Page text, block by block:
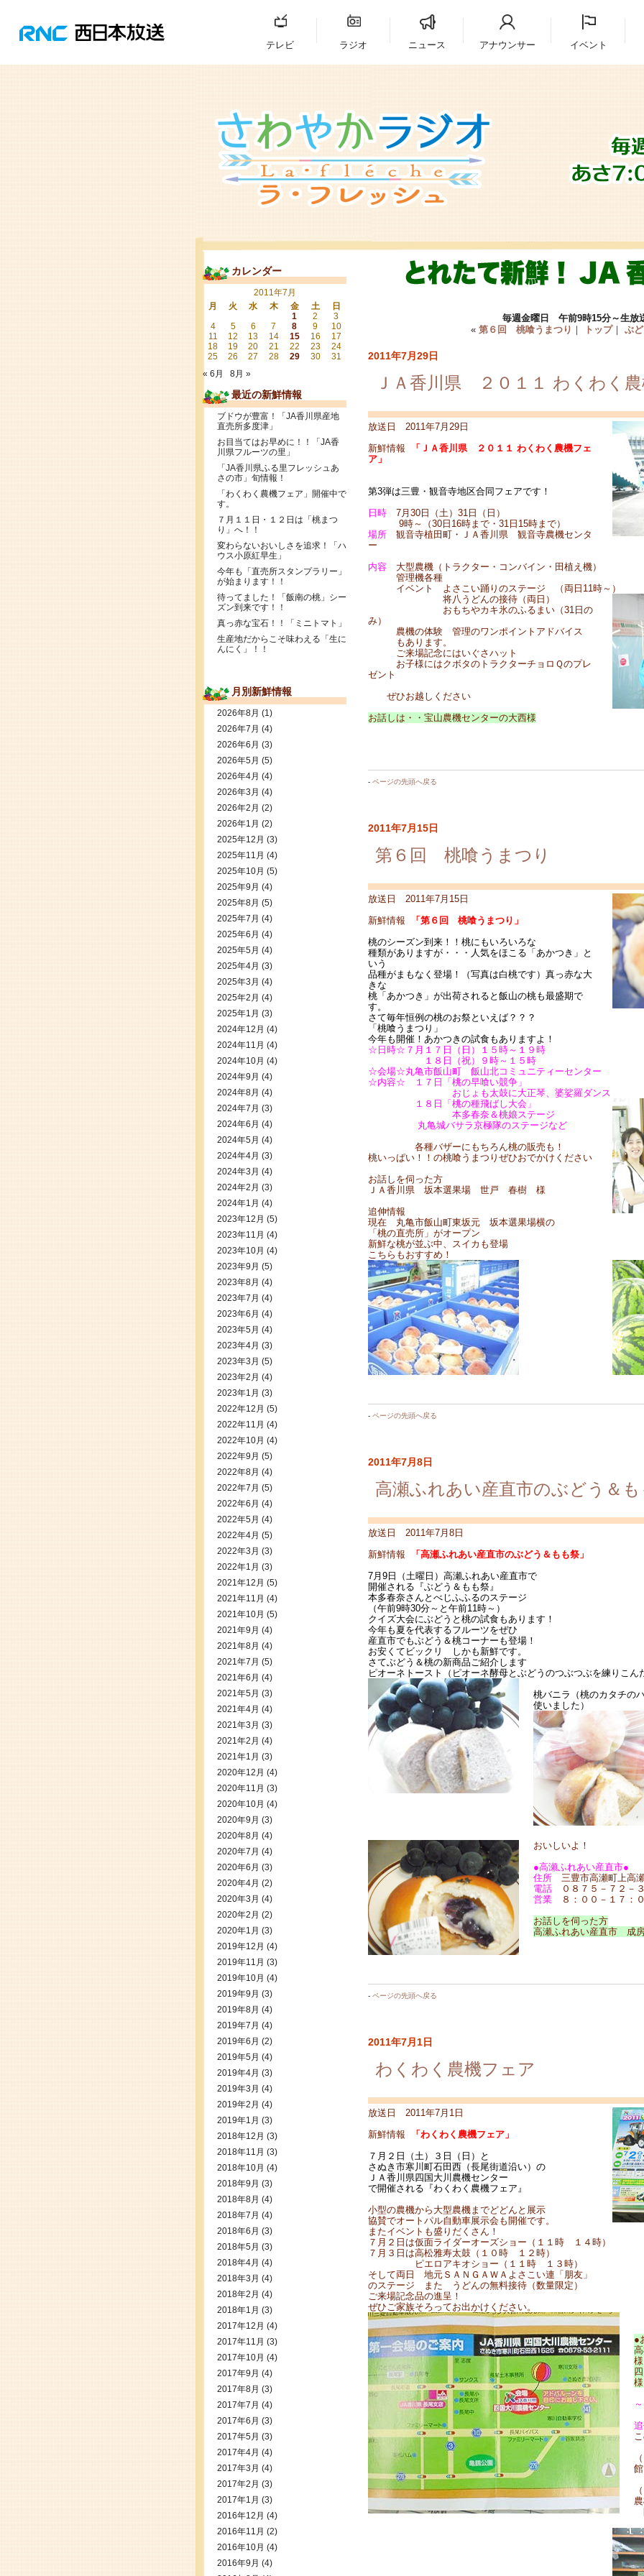
テレビ ラジオ ニュース アナウンサー イベント
毎週金曜日 午前9時15分～生放
« 第６回 桃喰うまつり ｜ トップ｜ ぶ
2011年7月29日
ＪＡ香川県 ２０１１ わくわく
放送日 2011年7月29日
新鮮情報
「ＪＡ香川県 ２０１１ わくわく農機フェ
ア」
第3弾は三豊・観音寺地区合同フェアです！
日時 7月30日（土）31日（日）
9時～（30日16時まで・31日15時まで）
場所 観音寺植田町・ＪＡ香川県 観音寺農機センタ
ー
内容 大型農機（トラクター・コンバイン・田植え機）
管理機各種
イベント よさこい踊りのステージ （両日11時～）
将八うどんの接待（両日）
おもちやカキ氷のふるまい（31日の
み）
農機の体験 管理のワンポイントアドバイス
もあります。
ご来場記念にはいぐさハット
お子様にはクボタのトラクターチョロＱのプレ
ゼント
ぜひお越しください
お話しは・・宝山農機センターの大西様
- ページの先頭へ戻る
2011年7月15日
第６回 桃喰うまつり
放送日 2011年7月15日
新鮮情報
「第６回 桃喰うまつり」
桃のシーズン到来！！桃にもいろいろな
種類がありますが・・・人気をほこる「あかつき」と
いう
品種がまもなく登場！（写真は白桃です）真っ赤な大
きな
桃「あかつき」が出荷されると飯山の桃も最盛期で
す。
さて毎年恒例の桃のお祭といえば？？？
「桃喰うまつり」
今年も開催！あかつきの試食もありますよ！
☆日時☆７月１７日（日）１５時～１９時
１８日（祝）９時～１５時
☆会場☆丸亀市飯山町 飯山北コミュニティーセンター
☆内容☆ １７日「桃の早喰い競争」
おじょも太鼓に大正琴、婆娑羅ダンス
１８日「桃の種飛ばし大会」
本多春奈＆桃娘ステージ
丸亀城バサラ京極隊のステージなど
各種バザーにもちろん桃の販売も！
桃いっぱい！！の桃喰うまつりぜひおでかけください
お話しを伺った方
ＪＡ香川県 坂本選果場 世戸 春樹 様
追伸情報
現在 丸亀市飯山町東坂元 坂本選果場横の
「桃の直売所」がオープン
新鮮な桃が並ぶ中、スイカも登場
こちらもおすすめ！
- ページの先頭へ戻る
2011年7月8日
高瀬ふれあい産直市のぶどう＆
放送日 2011年7月8日
新鮮情報
「高瀬ふれあい産直市のぶどう＆もも祭」
7月9日（土曜日）高瀬ふれあい産直市で
開催される『ぶどう＆もも祭』
本多春奈さんとべじふふるのステージ
（午前9時30分～と午前11時～）
クイズ大会にぶどうと桃の試食もあります！
今年も夏を代表するフルーツをぜひ
産直市でもぶどう＆桃コーナーも登場！
お安くてビックリ しかも新鮮です。
さてぶどう＆桃の新商品ご紹介します
ピオーネトースト（ピオーネ酵母とぶどうのつぶつぶを練りこん
桃バニラ（桃のカタチの
使いました）
おいしいよ！
●高瀬ふれあい産直市●
住所 三豊市高瀬町上高
電話 ０８７５－７２－
営業 ８：００－１７：
お話しを伺った方
高瀬ふれあい産直市 成
- ページの先頭へ戻る
2011年7月1日
わくわく農機フェア
放送日 2011年7月1日
新鮮情報
「わくわく農機フェア」
７月２日（土）３日（日）と
さぬき市寒川町石田西（長尾街道沿い）の
ＪＡ香川県四国大川農機センター
で開催される『わくわく農機フェア』
小型の農機から大型農機までどどんと展示
協賛でオートパル自動車展示会も開催です。
またイベントも盛りだくさん！
７月２日は仮面ライダーオーズショー（１１時 １４時）
７月３日は高松雅寿太鼓（１０時 １２時）
ピエロアキオショー（１１時 １３時）
そして両日 地元ＳＡＮＧＡＷＡよさこい連「朋友」
のステージ また うどんの無料接待（数量限定）
ご来場記念品の進呈！
ぜひご家族そろってお出かけください。
●
様
様
～
カレンダー
2011年7月
月
火 水 木 金 土
日
1
2
3
4
5 6 7 8 9
10
11
12 13 14 15 16
17
18
19 20 21 22 23
24
25
26 27 28 29 30
31
« 6月
8月 »
最近の新鮮情報
ブドウが豊富！「JA香川県産地
直売所多度津」
お目当てはお早めに！！「JA香
川県フルーツの里」
「JA香川県ふる里フレッシュあ
さの市」旬情報！
「わくわく農機フェア」開催中で
す。
７月１１日・１２日は「桃まつ
り」へ！！
変わらないおいしさを追求！「ハ
ウス小原紅早生」
今年も「直売所スタンプラリー」
が始まります！！
待ってました！「飯南の桃」シー
ズン到来です！！
真っ赤な宝石！！「ミニトマト」
生産地だからこそ味わえる「生に
んにく」！！
月別新鮮情報
2026年8月 (1)
2026年7月 (4)
2026年6月 (3)
2026年5月 (5)
2026年4月 (4)
2026年3月 (4)
2026年2月 (2)
2026年1月 (2)
2025年12月 (3)
2025年11月 (4)
2025年10月 (5)
2025年9月 (4)
2025年8月 (5)
2025年7月 (4)
2025年6月 (4)
2025年5月 (4)
2025年4月 (3)
2025年3月 (4)
2025年2月 (4)
2025年1月 (3)
2024年12月 (4)
2024年11月 (4)
2024年10月 (4)
2024年9月 (4)
2024年8月 (4)
2024年7月 (3)
2024年6月 (4)
2024年5月 (4)
2024年4月 (3)
2024年3月 (4)
2024年2月 (3)
2024年1月 (4)
2023年12月 (5)
2023年11月 (4)
2023年10月 (4)
2023年9月 (5)
2023年8月 (4)
2023年7月 (4)
2023年6月 (4)
2023年5月 (4)
2023年4月 (3)
2023年3月 (5)
2023年2月 (4)
2023年1月 (3)
2022年12月 (5)
2022年11月 (4)
2022年10月 (4)
2022年9月 (5)
2022年8月 (4)
2022年7月 (5)
2022年6月 (4)
2022年5月 (4)
2022年4月 (5)
2022年3月 (3)
2022年1月 (3)
2021年12月 (5)
2021年11月 (4)
2021年10月 (5)
2021年9月 (4)
2021年8月 (4)
2021年7月 (5)
2021年6月 (4)
2021年5月 (3)
2021年4月 (4)
2021年3月 (3)
2021年2月 (4)
2021年1月 (3)
2020年12月 (4)
2020年11月 (3)
2020年10月 (4)
2020年9月 (3)
2020年8月 (4)
2020年7月 (4)
2020年6月 (3)
2020年4月 (2)
2020年3月 (4)
2020年2月 (2)
2020年1月 (3)
2019年12月 (4)
2019年11月 (3)
2019年10月 (4)
2019年9月 (3)
2019年8月 (4)
2019年7月 (4)
2019年6月 (2)
2019年5月 (4)
2019年4月 (3)
2019年3月 (4)
2019年2月 (4)
2019年1月 (3)
2018年12月 (3)
2018年11月 (3)
2018年10月 (4)
2018年9月 (3)
2018年8月 (4)
2018年7月 (4)
2018年6月 (3)
2018年5月 (3)
2018年4月 (4)
2018年3月 (4)
2018年2月 (4)
2018年1月 (3)
2017年12月 (4)
2017年11月 (3)
2017年10月 (4)
2017年9月 (4)
2017年8月 (3)
2017年7月 (4)
2017年6月 (3)
2017年5月 (3)
2017年4月 (4)
2017年3月 (4)
2017年2月 (3)
2017年1月 (3)
2016年12月 (4)
2016年11月 (2)
2016年10月 (4)
2016年9月 (4)